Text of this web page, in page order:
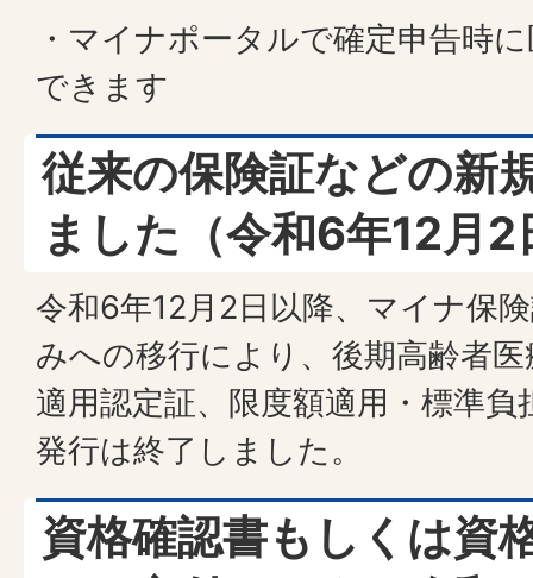
・マイナポータルで確定申告時
できます
従来の保険証などの新
ました（令和6年12月2
令和6年12月2日以降、マイナ保
みへの移行により、後期高齢者
適用認定証、限度額適用・標準
発行は終了しました。
資格確認書もしくは資